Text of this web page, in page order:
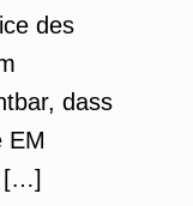
des
dass
EM
[…]